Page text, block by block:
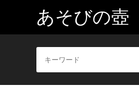
あそびの壺